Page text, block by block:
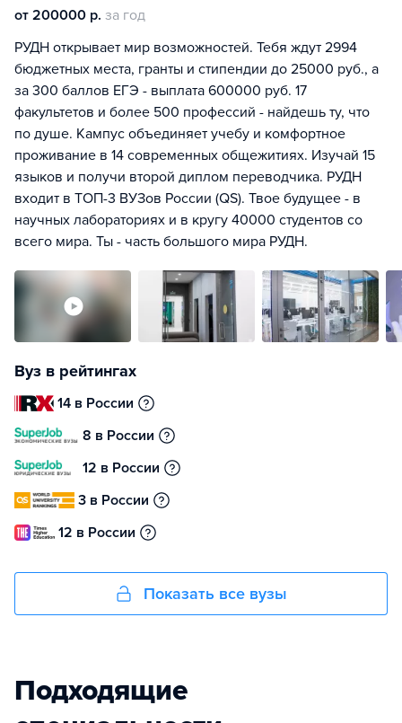
от 200000 р. за год
РУДН открывает мир возможностей. Тебя ждут 2994
бюджетных места, гранты и стипендии до 25000 руб., а
за 300 баллов ЕГЭ - выплата 600000 руб. 17
факультетов и более 500 профессий - найдешь ту, что
по душе. Кампус объединяет учебу и комфортное
проживание в 14 современных общежитиях. Изучай 15
языков и получи второй диплом переводчика. РУДН
входит в ТОП-3 ВУЗов России (QS). Твое будущее - в
научных лабораториях и в кругу 40000 студентов со
всего мира. Ты - часть большого мира РУДН.
Вуз в рейтингах
14 в России
8 в России
12 в России
3 в России
12 в России
Показать все вузы
Подходящие